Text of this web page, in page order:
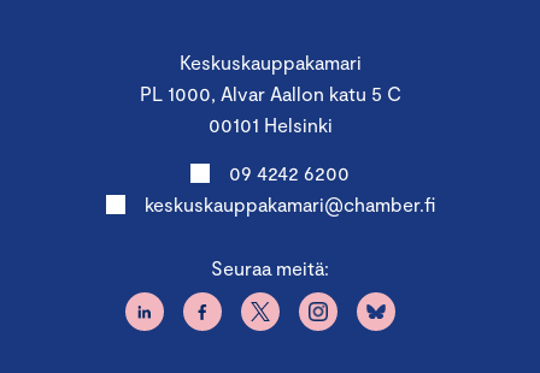
Keskuskauppakamari
PL 1000, Alvar Aallon katu 5 C
00101 Helsinki
09 4242 6200
keskuskauppakamari@chamber.fi
Seuraa meitä: